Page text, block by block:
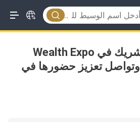
WikiFX تشارك كشريك في Wealth Expo
Colombia 2026 وتواصل تعزيز حضورها في